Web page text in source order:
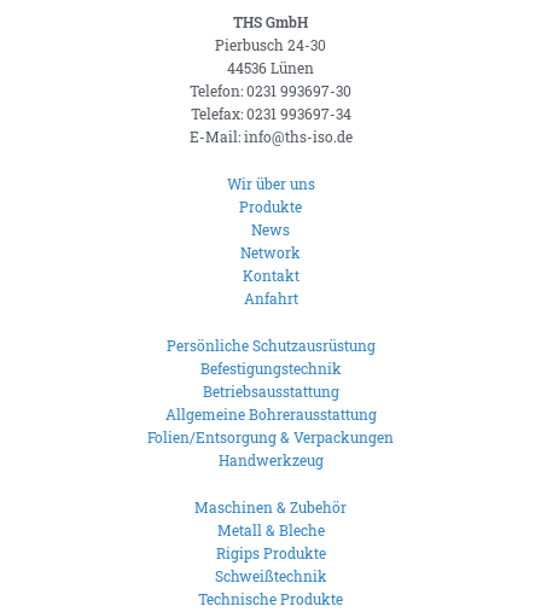
THS GmbH
Pierbusch 24-30
44536 Lünen
Telefon: 0231 993697-30
Telefax: 0231 993697-34
E-Mail: info@ths-iso.de
Wir über uns
Produkte
News
Network
Kontakt
Anfahrt
Persönliche Schutzausrüstung
Befestigungstechnik
Betriebsausstattung
Allgemeine Bohrerausstattung
Folien/Entsorgung & Verpackungen
Handwerkzeug
Maschinen & Zubehör
Metall & Bleche
Rigips Produkte
Schweißtechnik
Technische Produkte